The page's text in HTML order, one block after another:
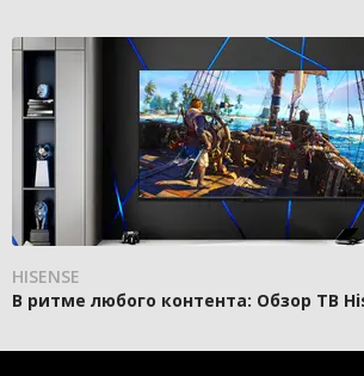
HISENSE
В ритме любого контента: Обзор ТВ